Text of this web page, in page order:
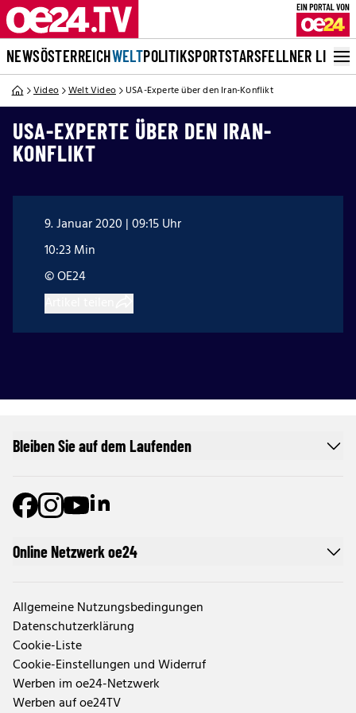
NEWSÖSTERREICHWELTPOLITIKSPORTSTARSFELLNER LIVE
Video Welt Video USA-Experte über den Iran-Konflikt
USA-EXPERTE ÜBER DEN IRAN-
KONFLIKT
9. Januar 2020 | 09:15 Uhr
10:23 Min
© OE24
Online Netzwerk oe24
Allgemeine Nutzungsbedingungen
Datenschutzerklärung
Cookie-Liste
Cookie-Einstellungen und Widerruf
Werben im oe24-Netzwerk
Werben auf oe24TV
Bleiben Sie auf dem Laufenden